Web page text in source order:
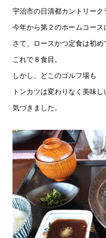
宇治市の日清都カントリーク
今年から第２のホームコース
さて、ロースかつ定食は初め
これで８食目。
しかし、どこのゴルフ場も
トンカツは変わりなく美味
気づきました。